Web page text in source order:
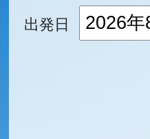
出発日